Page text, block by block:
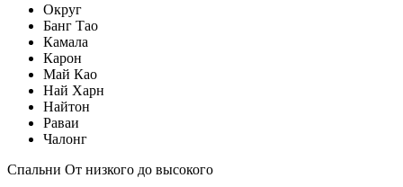
Округ
Банг Тао
Камала
Карон
Май Као
Най Харн
Найтон
Раваи
Чалонг
Спальни От низкого до высокого